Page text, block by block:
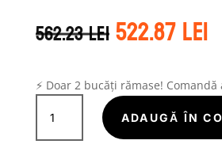
562.23leiPrețul
inițial
fost:
562.23 lei.
522.87lei
⚡ Doar 2 bucăți rămase! Comandă
Cantitate
Yokohama
BLUEARTH
ADAUGĂ ÎN